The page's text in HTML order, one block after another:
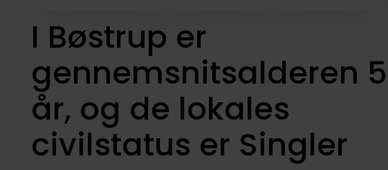
I Bøstrup er
gennemsnitsalderen
år, og de lokales
civilstatus er Singler